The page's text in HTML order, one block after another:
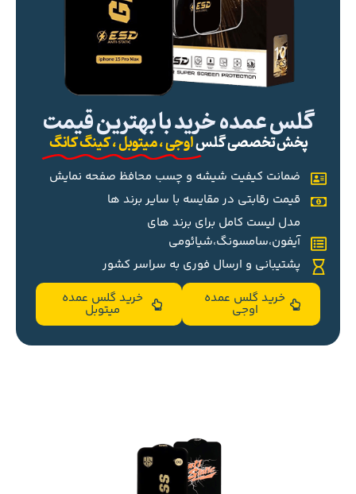
گلس عمده خرید با بهترین قیمت
پخش تخصصی گلساوجی ، میتوبل ، کینگ کانگ
ضمانت کیفیت شیشه و چسب محافظ صفحه نمایش
قیمت رقابتی در مقایسه با سایر برند ها
مدل لیست کامل برای برند های
آیفون،سامسونگ،شیائومی
پشتیبانی و ارسال فوری به سراسر کشور
خرید گلس عمده
اوجی
خرید گلس عمده
میتوبل